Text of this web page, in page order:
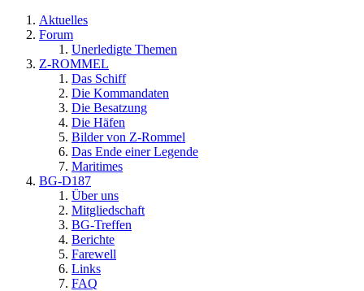
Aktuelles
Forum
Unerledigte Themen
Z-ROMMEL
Das Schiff
Die Kommandaten
Die Besatzung
Die Häfen
Bilder von Z-Rommel
Das Ende einer Legende
Maritimes
BG-D187
Über uns
Mitgliedschaft
BG-Treffen
Berichte
Farewell
Links
FAQ